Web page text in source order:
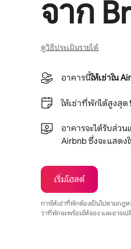
จาก
ดูวิธีประเมินรายได้
อาคารนี้ให้เช่าใน
ให้เช่าที่พักได้สูงสุด
อาคารจะได้รับส่วน
Airbnb ซึ่งจะแสดง
เริ่มโฮสต์
การให้เช่าที่พักต้องเป็นไปตามกฎ
ว่าที่พักจะพร้อมให้จอง และอาจเป